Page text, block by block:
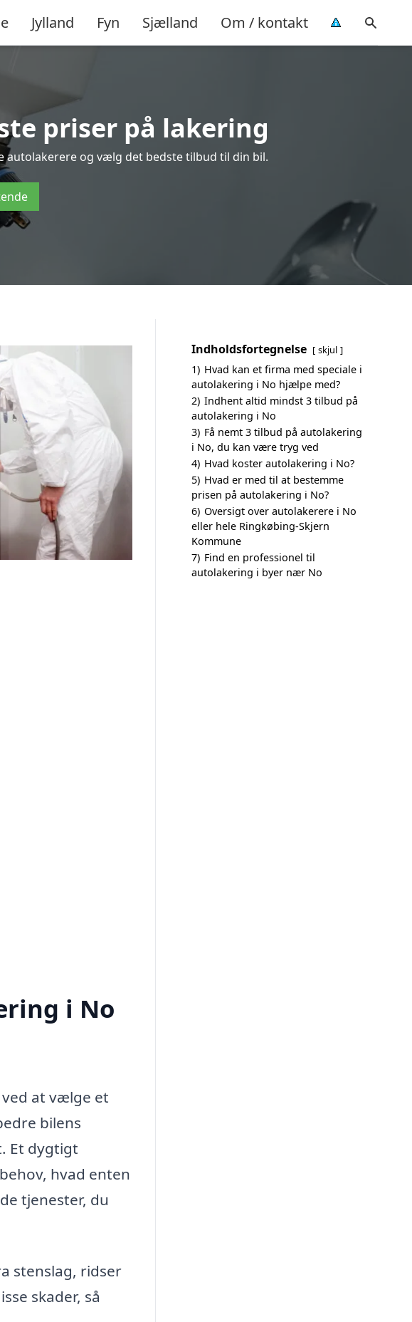
Jylland Fyn Sjælland Om / kontakt
priser på lakering
autolakerere og vælg det bedste tilbud til din bil.
i No
at vælge et
bilens
Et dygtigt
hvad enten
tjenester, du
stenslag, ridser
skader, så
Indholdsfortegnelse skjul
1) Hvad kan et firma med speciale i
autolakering i No hjælpe med?
2) Indhent altid mindst 3 tilbud på
autolakering i No
3) Få nemt 3 tilbud på autolakering
i No, du kan være tryg ved
4) Hvad koster autolakering i No?
5) Hvad er med til at bestemme
prisen på autolakering i No?
6) Oversigt over autolakerere i No
eller hele Ringkøbing-Skjern
Kommune
7) Find en professionel til
autolakering i byer nær No